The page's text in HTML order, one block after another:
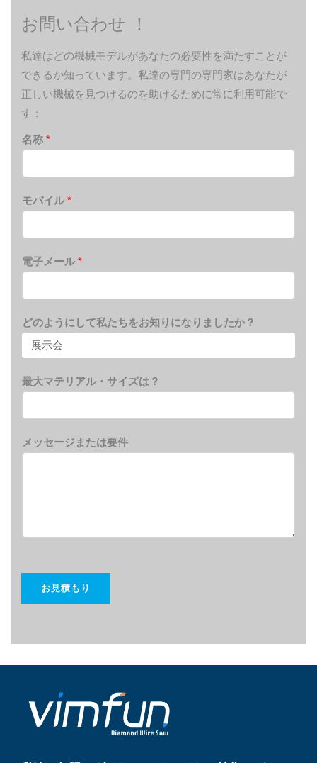
お問い合わせ ！
私達はどの機械モデルがあなたの必要性を満たすことが
できるか知っています。私達の専門の専門家はあなたが
正しい機械を見つけるのを助けるために常に利用可能で
す：
名称 *
モバイル *
電子メール *
どのようにして私たちをお知りになりましたか？
最大マテリアル・サイズは？
メッセージまたは要件
お見積もり